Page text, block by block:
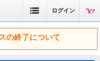
ログイン
の終了について